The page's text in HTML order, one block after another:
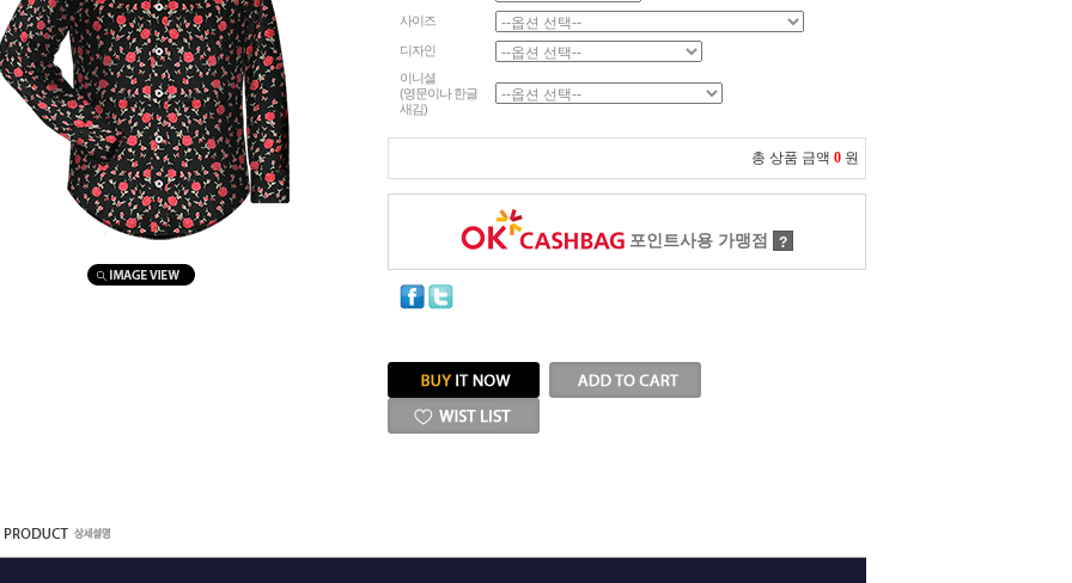
사이즈
디자인
이니셜
(영문이나 한글
새김)
총 상품 금액 0 원
포인트사용 가맹점 ?